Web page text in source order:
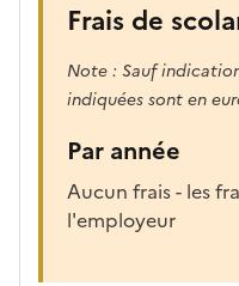
Frais de
Note : Sauf
indiquées sont en
Par année
Aucun frais - les
l'employeur